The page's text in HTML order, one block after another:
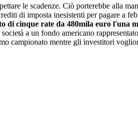
le scadenze. Ciò porterebbe alla
di imposta inesistenti per pagare a
di cinque rate da 480mila euro l'una
a un fondo americano
campionato mentre gli investitori